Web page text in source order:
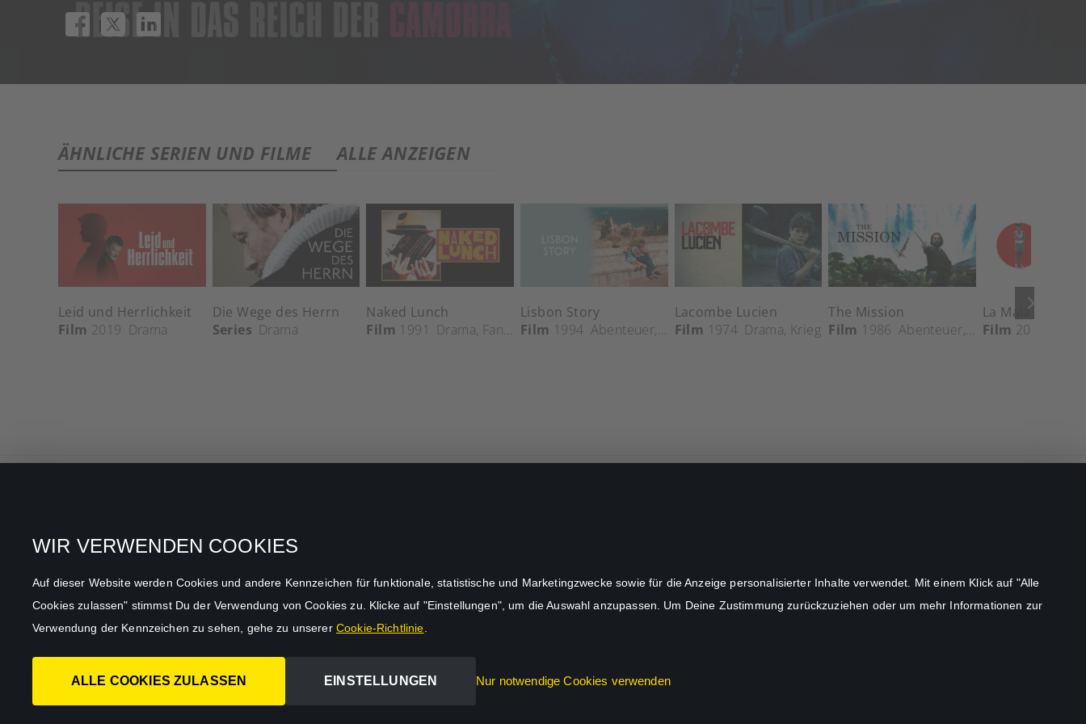
WIR VERWENDEN COOKIES
Auf dieser Website werden Cookies und andere Kennzeichen für funktionale, statistische und Marketingzwecke sowie für die Anzeige personalisierter Inhalte verwendet. Mit einem Klick auf "Alle
Cookies zulassen" stimmst Du der Verwendung von Cookies zu. Klicke auf "Einstellungen", um die Auswahl anzupassen. Um Deine Zustimmung zurückzuziehen oder um mehr Informationen zur
Verwendung der Kennzeichen zu sehen, gehe zu unserer Cookie-Richtlinie
ALLE COOKIES ZULASSEN EINSTELLUNGEN Nur notwendige Cookies verwenden
ÄHNLICHE SERIEN UND FILME ALLE ANZEIGEN
keyboard_arrow_right
Leid und Herrlichkeit
Film 2019 Drama
Die Wege des Herrn
Series Drama
Naked Lunch
Film 1991 Drama, Fantasy ,Horror,Thriller
Lisbon Story
Film 1994 Abenteuer, Comedy,Drama
Lacombe Lucien
Film 1974 Drama, Krieg
The Mission
Film 1986 Abenteuer, Comedy,Drama
Film 2003
AGB
Impressum
Allgemeine
©2026